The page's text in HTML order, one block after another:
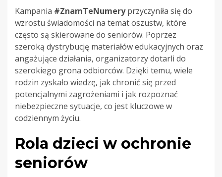
Kampania #ZnamTeNumeryprzyczyniła się do
wzrostu świadomości na temat oszustw, które
często są skierowane do seniorów. Poprzez
szeroką dystrybucję materiałów edukacyjnych oraz
angażujące działania, organizatorzy dotarli do
szerokiego grona odbiorców. Dzięki temu, wiele
rodzin zyskało wiedzę, jak chronić się przed
potencjalnymi zagrożeniami i jak rozpoznać
niebezpieczne sytuacje, co jest kluczowe w
codziennym życiu.
Rola dzieci w ochronie
seniorów